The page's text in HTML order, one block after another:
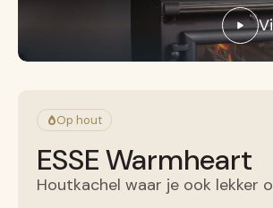
Op hout
ESSE Warmheart
Houtkachel waar je ook lekker